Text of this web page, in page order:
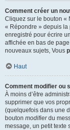
Comment créer un
Cliquez sur le bouton «
« Répondre » depuis la
enregistré pour écrire
affichée en bas de
nouveaux sujets, Vous
Haut
Comment modifier ou
À moins d’être
supprimer que vos
(quelquefois dans une
bouton modifierdu
message, un petit texte